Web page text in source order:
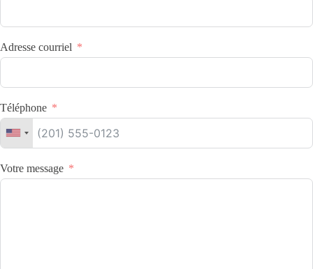
Adresse courriel
Téléphone
Votre message